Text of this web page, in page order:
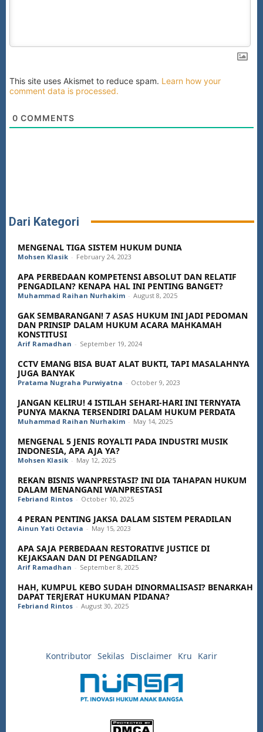
This site uses Akismet to reduce spam. Learn how your
comment data is processed.
0 COMMENTS
Dari Kategori
MENGENAL TIGA SISTEM HUKUM DUNIA
Mohsen Klasik - February 24, 2023
APA PERBEDAAN KOMPETENSI ABSOLUT DAN RELATIF
PENGADILAN? KENAPA HAL INI PENTING BANGET?
Muhammad Raihan Nurhakim - August 8, 2025
GAK SEMBARANGAN! 7 ASAS HUKUM INI JADI PEDOMAN
DAN PRINSIP DALAM HUKUM ACARA MAHKAMAH
KONSTITUSI
Arif Ramadhan - September 19, 2024
CCTV EMANG BISA BUAT ALAT BUKTI, TAPI MASALAHNYA
JUGA BANYAK
Pratama Nugraha Purwiyatna - October 9, 2023
JANGAN KELIRU! 4 ISTILAH SEHARI-HARI INI TERNYATA
PUNYA MAKNA TERSENDIRI DALAM HUKUM PERDATA
Muhammad Raihan Nurhakim - May 14, 2025
MENGENAL 5 JENIS ROYALTI PADA INDUSTRI MUSIK
INDONESIA, APA AJA YA?
Mohsen Klasik - May 12, 2025
REKAN BISNIS WANPRESTASI? INI DIA TAHAPAN HUKUM
DALAM MENANGANI WANPRESTASI
Febriand Rintos - October 10, 2025
4 PERAN PENTING JAKSA DALAM SISTEM PERADILAN
Ainun Yati Octavia - May 15, 2023
APA SAJA PERBEDAAN RESTORATIVE JUSTICE DI
KEJAKSAAN DAN DI PENGADILAN?
Arif Ramadhan - September 8, 2025
HAH, KUMPUL KEBO SUDAH DINORMALISASI? BENARKAH
DAPAT TERJERAT HUKUMAN PIDANA?
Febriand Rintos - August 30, 2025
Kontributor Sekilas Disclaimer Kru Karir